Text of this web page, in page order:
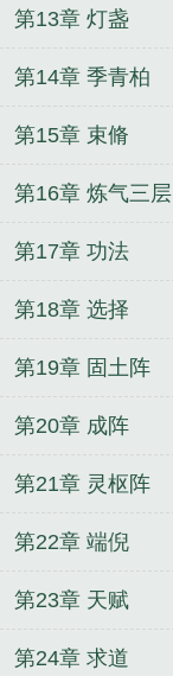
第13章 灯盏
第14章 季青柏
第15章 束脩
第16章 炼气三层
第17章 功法
第18章 选择
第19章 固土阵
第20章 成阵
第21章 灵枢阵
第22章 端倪
第23章 天赋
第24章 求道